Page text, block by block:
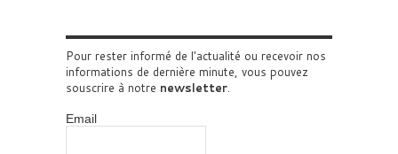
Pour rester informé de l'actualité ou recevoir nos
informations de dernière minute, vous pouvez
souscrire à notre newsletter.
Email